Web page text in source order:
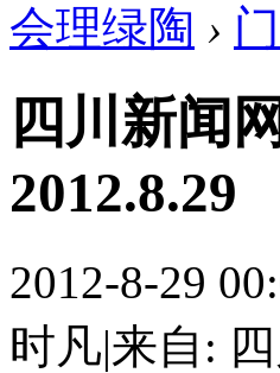
会理绿陶 ›
四川新闻
2012.8.29
2012-8-29
时凡|来自: